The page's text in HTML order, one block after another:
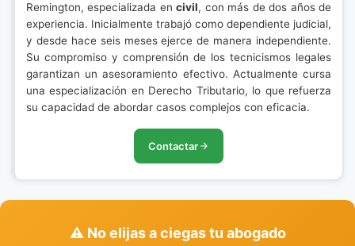
Remington, especializada encivil, con más de dos años de
experiencia. Inicialmente trabajó como dependiente judicial,
y desde hace seis meses ejerce de manera independiente.
Su compromiso y comprensión de los tecnicismos legales
garantizan un asesoramiento efectivo. Actualmente cursa
una especialización en Derecho Tributario, lo que refuerza
su capacidad de abordar casos complejos con eficacia.
Contactar
⚠️ No elijas a ciegas tu abogado